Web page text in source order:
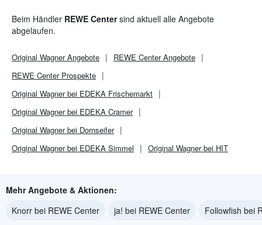
Beim Händler REWE Centersind aktuell alle Angebote
abgelaufen.
Original WagnerAngebote REWE CenterAngebote
REWE CenterProspekte
Original Wagner bei EDEKA Frischemarkt
Original Wagner bei EDEKA Cramer
Original Wagner bei Dornseifer
Original Wagner bei EDEKA Simmel
Original Wagner bei HIT
Mehr Angebote & Aktionen:
Knorr bei REWE Center
ja! bei REWE Center Followfish bei